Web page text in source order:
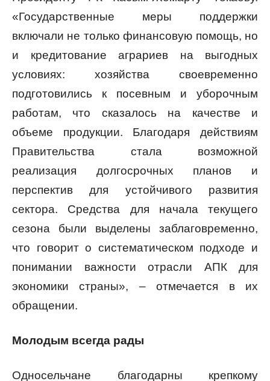
«Государственные меры поддержки
включали не только финансовую помощь, но
и кредитование аграриев на выгодных
условиях: хозяйства своевременно
подготовились к посевным и уборочным
работам, что сказалось на качестве и
объеме продукции. Благодаря действиям
Правительства стала возможной
реализация долгосрочных планов и
перспектив для устойчивого развития
сектора. Средства для начала текущего
сезона были выделены заблаговременно,
что говорит о систематическом подходе и
понимании важности отрасли АПК для
экономики страны», – отмечается в их
обращении.
Молодым всегда рады
Односельчане благодарны крепкому